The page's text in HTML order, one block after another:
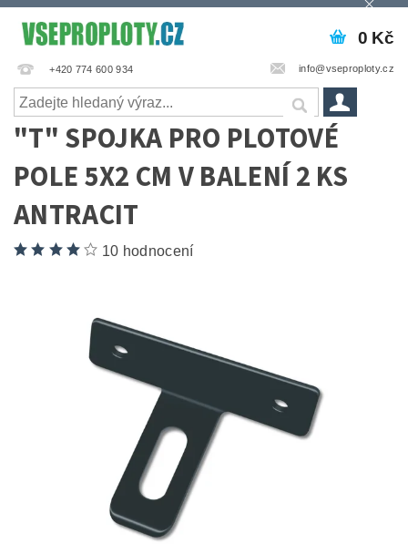
+420 774 600 934 info@vseproploty.cz
0 Kč
"T" SPOJKA PRO PLOTOVÉ
POLE 5X2 CM V BALENÍ 2 KS
ANTRACIT
10 hodnocení